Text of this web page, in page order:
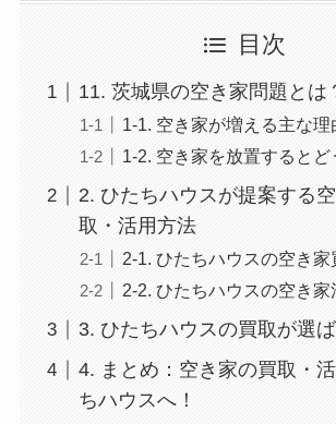
目次
11. 茨城県の空き家問題とは
1-1. 空き家が増える主な理
1-2. 空き家を放置するとど
2. ひたちハウスが提案する
取・活用方法
2-1. ひたちハウスの空き家
2-2. ひたちハウスの空き家
3. ひたちハウスの買取が選
4. まとめ：空き家の買取・
ちハウスへ！